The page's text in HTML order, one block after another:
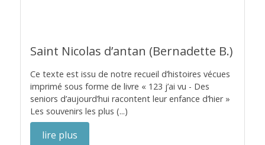
Saint Nicolas d’antan (Bernadette B.)
Ce texte est issu de notre recueil d’histoires vécues
imprimé sous forme de livre « 123 j’ai vu - Des
seniors d’aujourd’hui racontent leur enfance d’hier »
Les souvenirs les plus (...)
lire plus